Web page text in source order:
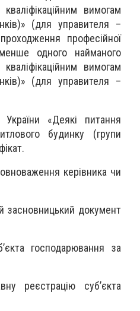
вимогам
(для управителя –
професійної
одного найманого
вимогам
(для управителя –
«Деякі питання
будинку (групи
керівника чи
засновницький документ
господарювання за
реєстрацію суб’єкта